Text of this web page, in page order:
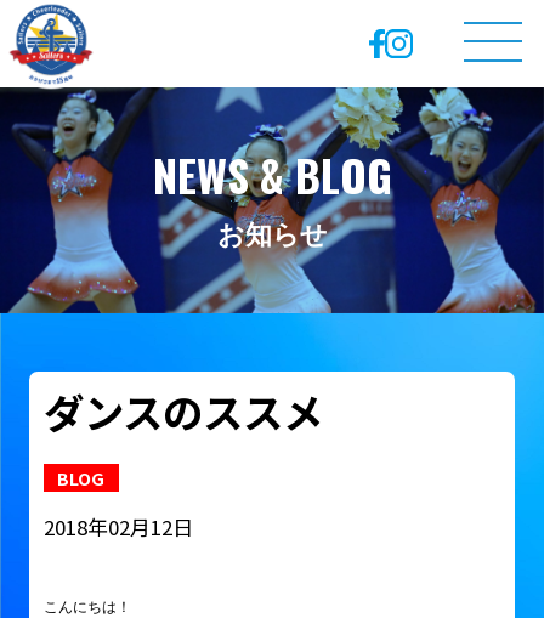
NEWS & BLOG
お知らせ
ダンスのススメ
BLOG
2018年02月12日
こんにちは！